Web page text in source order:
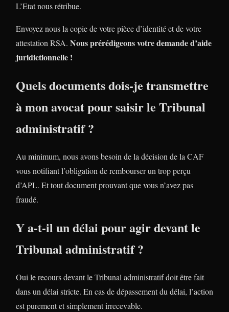
L’Etat nous rétribue.
Envoyez nous la copie de votre pièce d’identité et de votre
attestation RSA. Nous prérédigeons votre demande d’aide
juridictionnelle !
Quels documents dois-je transmettre
à mon avocat pour saisir le Tribunal
administratif ?
Au minimum, nous avons besoin de la décision de la CAF
vous notifiant l’obligation de rembourser un trop perçu
d’APL. Et tout document prouvant que vous n’avez pas
fraudé.
Y a-t-il un délai pour agir devant le
Tribunal administratif ?
Oui le recours devant le Tribunal administratif doit être fait
dans un délai stricte. En cas de dépassement du délai, l’action
est purement et simplement irrecevable.